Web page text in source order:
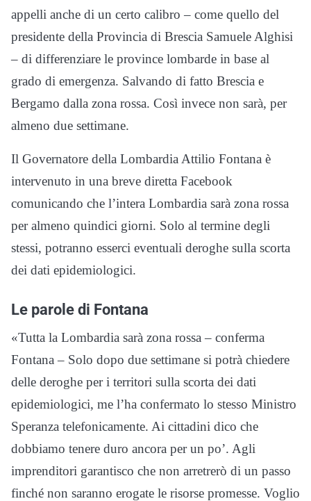
appelli anche di un certo calibro – come quello del
presidente della Provincia di Brescia Samuele Alghisi
– di differenziare le province lombarde in base al
grado di emergenza. Salvando di fatto Brescia e
Bergamo dalla zona rossa. Così invece non sarà, per
almeno due settimane.
Il Governatore della Lombardia Attilio Fontana è
intervenuto in una breve diretta Facebook
comunicando che l’intera Lombardia sarà zona rossa
per almeno quindici giorni. Solo al termine degli
stessi, potranno esserci eventuali deroghe sulla scorta
dei dati epidemiologici.
Le parole di Fontana
«Tutta la Lombardia sarà zona rossa – conferma
Fontana – Solo dopo due settimane si potrà chiedere
delle deroghe per i territori sulla scorta dei dati
epidemiologici, me l’ha confermato lo stesso Ministro
Speranza telefonicamente. Ai cittadini dico che
dobbiamo tenere duro ancora per un po’. Agli
imprenditori garantisco che non arretrerò di un passo
finché non saranno erogate le risorse promesse. Voglio